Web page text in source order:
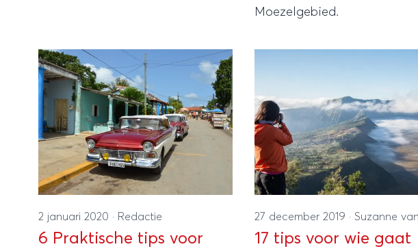
Moezelgebied.
2 januari 2020 · Redactie
6 Praktische tips voor
27 december 2019 · Suzanne
17 tips voor wie gaat